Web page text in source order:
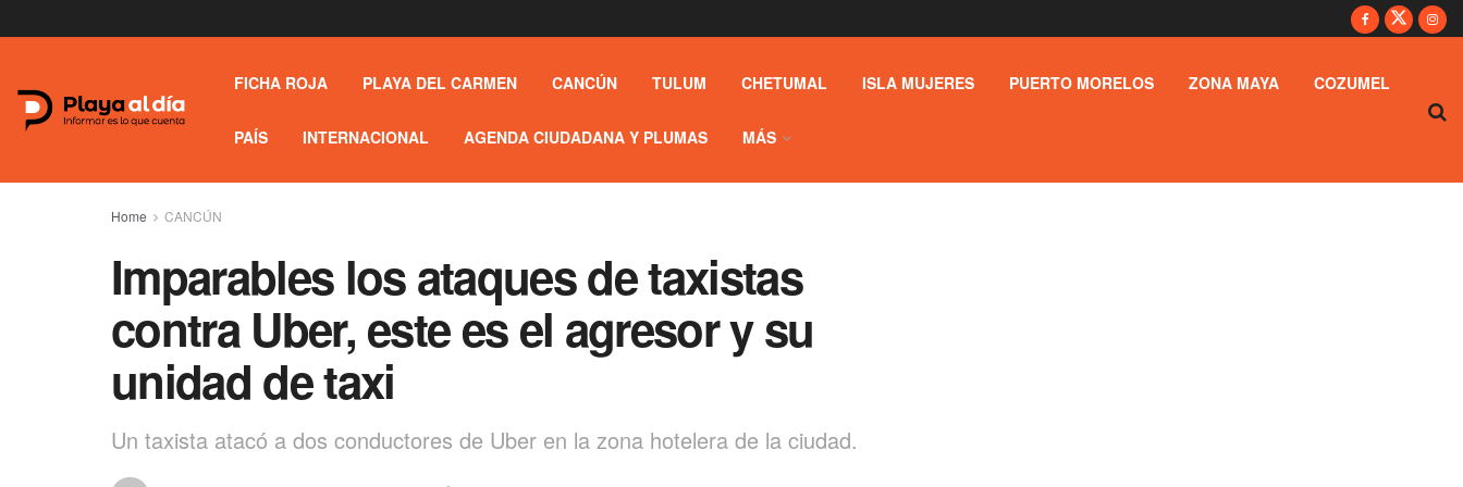
FICHA ROJA PLAYA DEL CARMEN CANCÚN TULUM CHETUMAL ISLA MUJERES PUERTO MORELOS ZONA MAYA COZUMEL
PAÍS INTERNACIONAL AGENDA CIUDADANA Y PLUMAS MÁS
Home CANCÚN
Imparables los ataques de taxistas
contra Uber, este es el agresor y su
unidad de taxi
Un taxista atacó a dos conductores de Uber en la zona hotelera de la ciudad.